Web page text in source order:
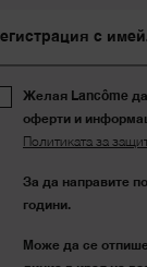
с
Желая Lancôme
оферти и
Политиката за
За да направите
години.
Може да се